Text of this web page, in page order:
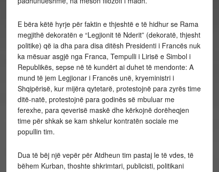
E bëra këtë hyrje për faktin e thjeshtë e të hidhur se Rama
megjithë dekoratën e “Legjionit të Nderit” (dekoratë, thjesht
politike) që ia dha para disa ditësh Presidenti i Francës nuk
ka mësuar asgjë nga Franca, Tempulli i Lirisë e Simbol i
Republikës, sepse në të kundërt ai duhet të mendonte: A
mund të jem Legjionar i Francës unë, kryeministri i
Shqipërisë, kur mijëra qytetarë, protestojnë para zyrës time
ditë-natë, protestojnë para godinës së mbuluar me
ferexhe, para qeverisë maskë dhe kërkojnē dorëheqjen
time për shkak se kam shkelur kontratën sociale me
popullin tim.
Dua të bëj një vepër për Atdheun tim pastaj le të vdes, të
bëhem Kurban, thoshte shkrimtari, publicisti, politikani